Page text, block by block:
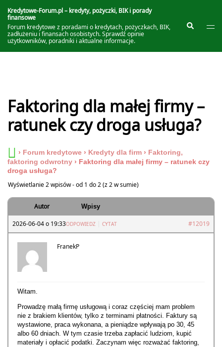
do
treści
Kredytowe-Forum.pl – kredyty, pożyczki, BIK i porady
finansowe
Forum kredytowe z poradami o kredytach, pożyczkach, BIK,
zadłużeniu i finansach osobistych. Sprawdź opinie
użytkowników, poradniki i aktualne informacje.
Szukaj
Faktoring dla małej firmy –
ratunek czy droga usługa?
› Forum kredytowe › Kredyty dla firm › Faktoring,
faktoring odwrotny › Faktoring dla małej firmy – ratunek czy
droga usługa?
Wyświetlanie 2 wpisów - od 1 do 2 (z 2 w sumie)
Autor Wpisy
2026-06-04 o 19:33 #12019
ODPOWIEDZ CYTAT
FranekP
Witam.
Prowadzę małą firmę usługową i coraz częściej mam problem
nie z brakiem klientów, tylko z terminami płatności. Faktury są
wystawione, praca wykonana, a pieniądze wpływają po 30, 45
albo 60 dniach. W tym czasie trzeba zapłacić ludziom, kupić
materiały i opłacić podatki. Zaczynam więc rozważać faktoring,